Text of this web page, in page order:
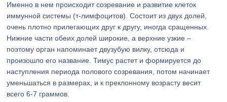
Именно в нем происходит созревание и развитие клеток
иммунной системы (т-лимфоцитов). Состоит из двух долей,
очень плотно прилегающих друг к другу, иногда сращенных.
Нижние части обеих долей широкие, а верхние узкие –
поэтому орган напоминает двузубую вилку, отсюда и
произошло его название. Тимус растет и формируется до
наступления периода полового созревания, потом начинает
уменьшаться в размерах, и к преклонному возрасту весит
всего 6-7 граммов.